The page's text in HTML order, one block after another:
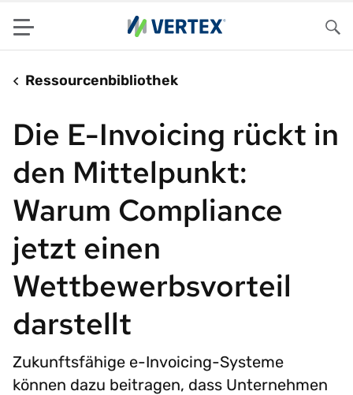
Menu
Ressourcenbibliothek
Die E-Invoicing rückt in
den Mittelpunkt:
Warum Compliance
jetzt einen
Wettbewerbsvorteil
darstellt
Zukunftsfähige e-Invoicing-Systeme
können dazu beitragen, dass Unternehmen